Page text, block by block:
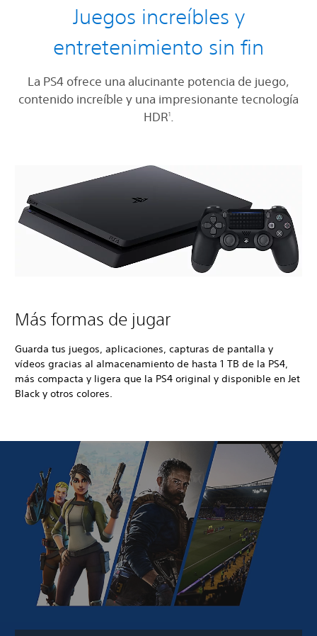
Juegos increíbles y
entretenimiento sin fin
La PS4 ofrece una alucinante potencia de juego,
contenido increíble y una impresionante tecnología
HDR1.
Más formas de jugar
Guarda tus juegos, aplicaciones, capturas de pantalla y
vídeos gracias al almacenamiento de hasta 1 TB de la PS4,
más compacta y ligera que la PS4 original y disponible en Jet
Black y otros colores.